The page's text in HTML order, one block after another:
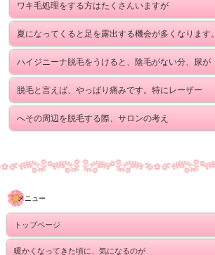
ワキ毛処理をする方はたくさんいますが
夏になってくると足を露出する機会が多くなります。
ハイジニーナ脱毛をうけると、陰毛がない分、尿が
脱毛と言えば、やっぱり痛みです。特にレーザー
へその周辺を脱毛する際、サロンの考え
メニュー
トップページ
暖かくなってきた頃に、気になるのが